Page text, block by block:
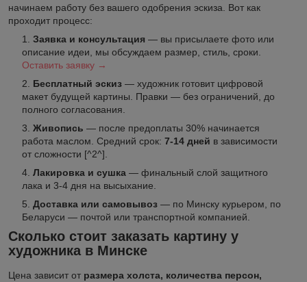
начинаем работу без вашего одобрения эскиза. Вот как
проходит процесс:
Заявка и консультация — вы присылаете фото или
описание идеи, мы обсуждаем размер, стиль, сроки.
Оставить заявку →
Бесплатный эскиз — художник готовит цифровой
макет будущей картины. Правки — без ограничений, до
полного согласования.
Живопись — после предоплаты 30% начинается
работа маслом. Средний срок: 7-14 дней в зависимости
от сложности [^2^].
Лакировка и сушка — финальный слой защитного
лака и 3-4 дня на высыхание.
Доставка или самовывоз — по Минску курьером, по
Беларуси — почтой или транспортной компанией.
Сколько стоит заказать картину у
художника в Минске
Цена зависит от размера холста, количества персон,